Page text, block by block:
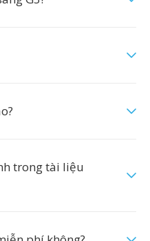
trong tài liệu